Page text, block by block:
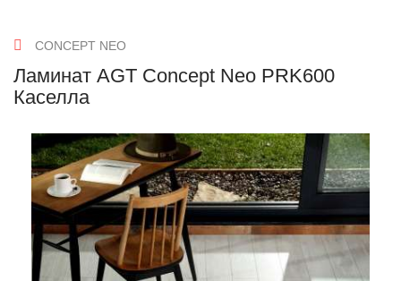
CONCEPT NEO
Ламинат AGT Concept Neo PRK600
Каселла